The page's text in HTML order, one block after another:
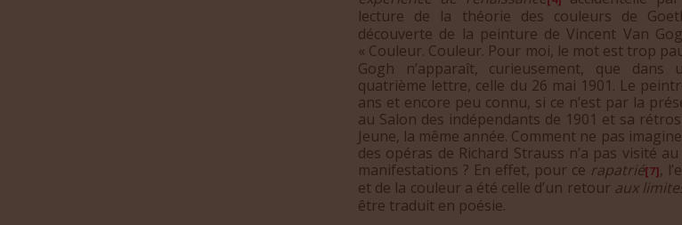
lecture de la théorie des couleurs de
découverte de la peinture de Vincent Van
« Couleur. Couleur. Pour moi, le mot est trop
Gogh n’apparaît, curieusement, que
quatrième lettre, celle du 26 mai 1901. Le
ans et encore peu connu, si ce n’est par la
au Salon des indépendants de 1901 et sa
Jeune, la même année. Comment ne pas
des opéras de Richard Strauss n’a pas visité
manifestations ? En effet, pour ce rapatrié[7],
et de la couleur a été celle d’un retour aux
être traduit en poésie.